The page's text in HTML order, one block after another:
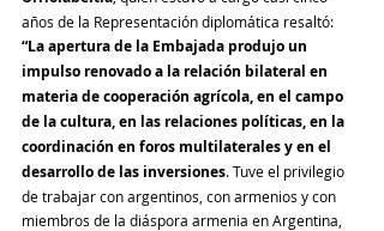
años de la Representación diplomática resaltó:
“La apertura de la Embajada produjo un
impulso renovado a la relación bilateral en
materia de cooperación agrícola, en el campo
de la cultura, en las relaciones políticas, en la
coordinación en foros multilaterales y en el
desarrollo de las inversiones. Tuve el privilegio
de trabajar con argentinos, con armenios y con
miembros de la diáspora armenia en Argentina,